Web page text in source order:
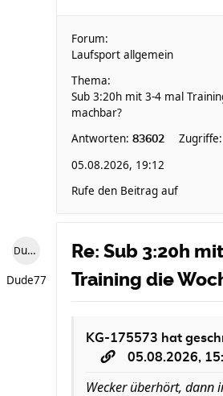
Forum:
Laufsport allgemein
Thema:
Sub 3:20h mit 3-4 mal
machbar?
Antworten: 83602 Zugriffe:
05.08.2026, 19:12
Rufe den Beitrag auf
Dude77
Dude77
Re: Sub 3:20h
Training die
KG-175573 hat
05.08.2026,
Wecker überhört, dann